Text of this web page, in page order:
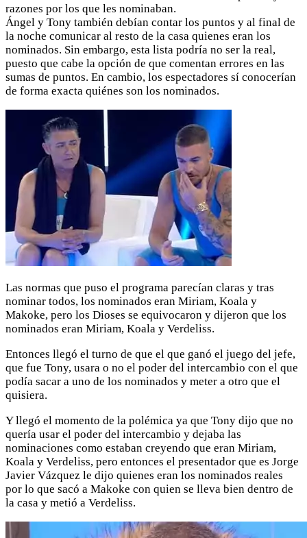
razones por los que les nominaban.
Ángel y Tony también debían contar los puntos y al final de
la noche comunicar al resto de la casa quienes eran los
nominados. Sin embargo, esta lista podría no ser la real,
puesto que cabe la opción de que comentan errores en las
sumas de puntos. En cambio, los espectadores sí conocerían
de forma exacta quiénes son los nominados.
Las normas que puso el programa parecían claras y tras
nominar todos, los nominados eran Miriam, Koala y
Makoke, pero los Dioses se equivocaron y dijeron que los
nominados eran Miriam, Koala y Verdeliss.
Entonces llegó el turno de que el que ganó el juego del jefe,
que fue Tony, usara o no el poder del intercambio con el que
podía sacar a uno de los nominados y meter a otro que el
quisiera.
Y llegó el momento de la polémica ya que Tony dijo que no
quería usar el poder del intercambio y dejaba las
nominaciones como estaban creyendo que eran Miriam,
Koala y Verdeliss, pero entonces el presentador que es Jorge
Javier Vázquez le dijo quienes eran los nominados reales
por lo que sacó a Makoke con quien se lleva bien dentro de
la casa y metió a Verdeliss.